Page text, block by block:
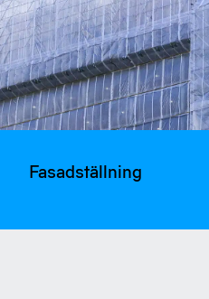
Fasadställning